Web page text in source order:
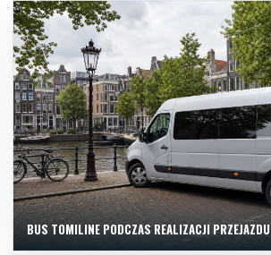
BUS TOMILINE PODCZAS REALIZACJI PRZEJAZDU